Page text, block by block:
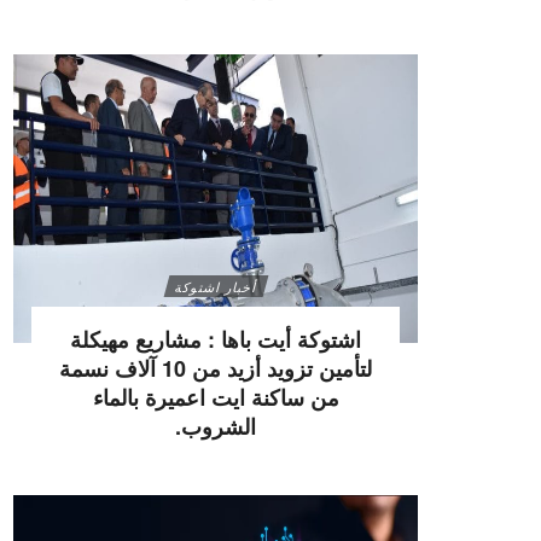
أخبار اشتوكة
اشتوكة أيت باها : مشاريع مهيكلة
لتأمين تزويد أزيد من 10 آلاف نسمة
من ساكنة ايت اعميرة بالماء
الشروب.